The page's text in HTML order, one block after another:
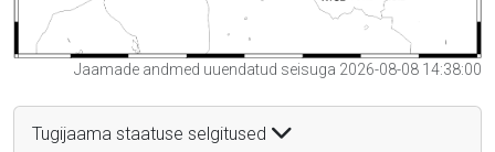
Jaamade andmed uuendatud seisuga 2026-08-08 14:38:00
Tugijaama staatuse selgitused